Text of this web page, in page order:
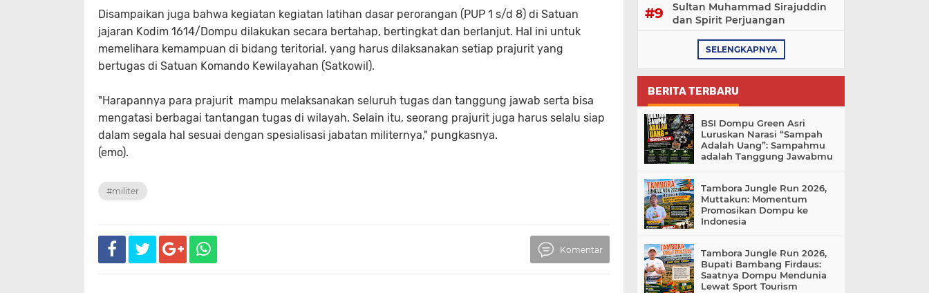
Disampaikan juga bahwa kegiatan kegiatan latihan dasar perorangan (PUP 1 s/d 8) di Satuan
jajaran Kodim 1614/Dompu dilakukan secara bertahap, bertingkat dan berlanjut. Hal ini untuk
memelihara kemampuan di bidang teritorial, yang harus dilaksanakan setiap prajurit yang
bertugas di Satuan Komando Kewilayahan (Satkowil).
"Harapannya para prajurit mampu melaksanakan seluruh tugas dan tanggung jawab serta bisa
mengatasi berbagai tantangan tugas di wilayah. Selain itu, seorang prajurit juga harus selalu siap
dalam segala hal sesuai dengan spesialisasi jabatan militernya," pungkasnya.
(emo).
#militer
Komentar
Sultan Muhammad Sirajuddin
dan Spirit Perjuangan
SELENGKAPNYA
BERITA TERBARU
BSI Dompu Green Asri
Luruskan Narasi “Sampah
Adalah Uang”: Sampahmu
adalah Tanggung Jawabmu
Tambora Jungle Run 2026,
Muttakun: Momentum
Promosikan Dompu ke
Indonesia
Tambora Jungle Run 2026,
Bupati Bambang Firdaus:
Saatnya Dompu Mendunia
Lewat Sport Tourism